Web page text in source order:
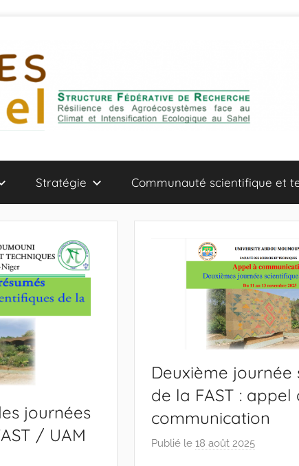
Stratégie Communauté scientifique et
journées
/ UAM
Deuxième journée
de la FAST : appel
communication
Publié le18 août 2025